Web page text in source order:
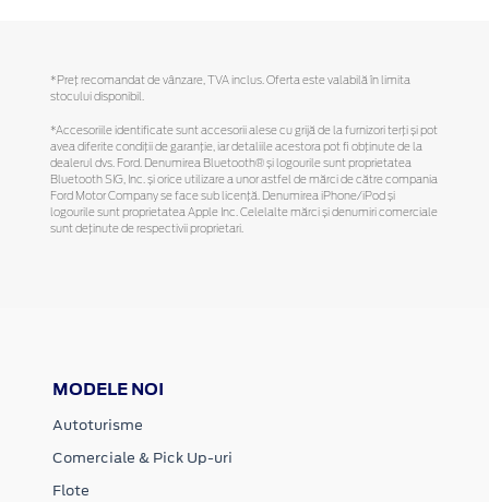
*Preţ recomandat de vânzare, TVA inclus. Oferta este valabilă în limita
stocului disponibil.
*Accesoriile identificate sunt accesorii alese cu grijă de la furnizori terți și pot
avea diferite condiții de garanție, iar detaliile acestora pot fi obținute de la
dealerul dvs. Ford. Denumirea Bluetooth® și logourile sunt proprietatea
Bluetooth SIG, Inc. și orice utilizare a unor astfel de mărci de către compania
Ford Motor Company se face sub licență. Denumirea iPhone/iPod și
logourile sunt proprietatea Apple Inc. Celelalte mărci și denumiri comerciale
sunt deținute de respectivii proprietari.
MODELE NOI
Autoturisme
Comerciale & Pick Up-uri
Flote